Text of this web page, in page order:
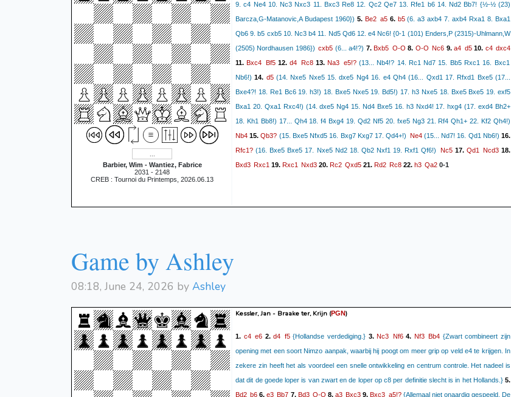
Barbier, Wim - Wantiez, Fabrice
2031 - 2148
CREB : Tournoi du Printemps, 2026.06.13
9. c4 Ne4 10. Nc3 Nxc3 11. Bxc3 Re8 12. Qc2 Qe7 13. Rfe1 b6 14. Nd2 Bb7! {½-½ (23)
Barcza,G-Matanovic,A Budapest 1960}) 5. Be2 a56. b5(6. a3 axb4 7. axb4 Rxa1 8. Bxa1
Qb6 9. b5 cxb5 10. Nc3 b4 11. Nd5 Qd6 12. e4 Nc6! {0-1 (101) Enders,P (2315)-Uhlmann,W
(2505) Nordhausen 1986}) cxb5 (6... a4!?) 7.Bxb5 O-O 8. O-O Nc6 9.a4 d510. c4 dxc4
11.Bxc4 Bf512.d4 Rc813.Na3 e5!?(13... Nb4!? 14. Rc1 Nd7 15. Bb5 Rxc1 16. Bxc1
Nb6!) 14. d5(14. Nxe5 Nxe5 15. dxe5 Ng4 16. e4 Qh4 (16... Qxd1 17. Rfxd1 Bxe5 (17...
Bxe4?! 18. Re1 Bc6 19. h3!) 18. Bxe5 Nxe5 19. Bd5!) 17. h3 Nxe5 18. Bxe5 Bxe5 19. exf5
Bxa1 20. Qxa1 Rxc4!) (14. dxe5 Ng4 15. Nd4 Bxe5 16. h3 Nxd4! 17. hxg4 (17. exd4 Bh2+
18. Kh1 Bb8!) 17... Qh4 18. f4 Bxg4 19. Qd2 Nf5 20. fxe5 Ng3 21. Rf4 Qh1+ 22. Kf2 Qh4!)
Nb4 15.Qb3? (15. Bxe5 Nfxd5 16. Bxg7 Kxg7 17. Qd4+!) Ne4(15... Nd7! 16. Qd1 Nb6!) 16.
Rfc1? (16. Bxe5 Bxe5 17. Nxe5 Nd2 18. Qb2 Nxf1 19. Rxf1 Qf6!) Nc517. Qd1 Ncd318.
Bxd3 Rxc1 19. Rxc1 Nxd3 20. Rc2 Qxd5 21. Rd2 Rc8 22. h3 Qa2 0-1
Game by Ashley
08:18, June 24, 2026 by Ashley
Kessler, Jan - Braake ter, Krijn (PGN)
1. c4 e6 2.d4 f5{Hollandse verdediging.}3.Nc3 Nf64. Nf3 Bb4 {Zwart combineert zijn
opening met een soort Nimzo aanpak, waarbij hij poogt om meer grip op veld e4 te krijgen. In
zekere zin heeft het als voordeel een snelle ontwikkeling en centrum controle. Het nadeel is
dat dit de goede loper is van zwart en de loper op c8 per definitie slecht is in het Hollands.}5.
Bd2 b6 6.e3 Bb7 7. Bd3 O-O 8.a3 Bxc3 9.Bxc3 a5!?{Allemaal niet onaardig gespeeld. De